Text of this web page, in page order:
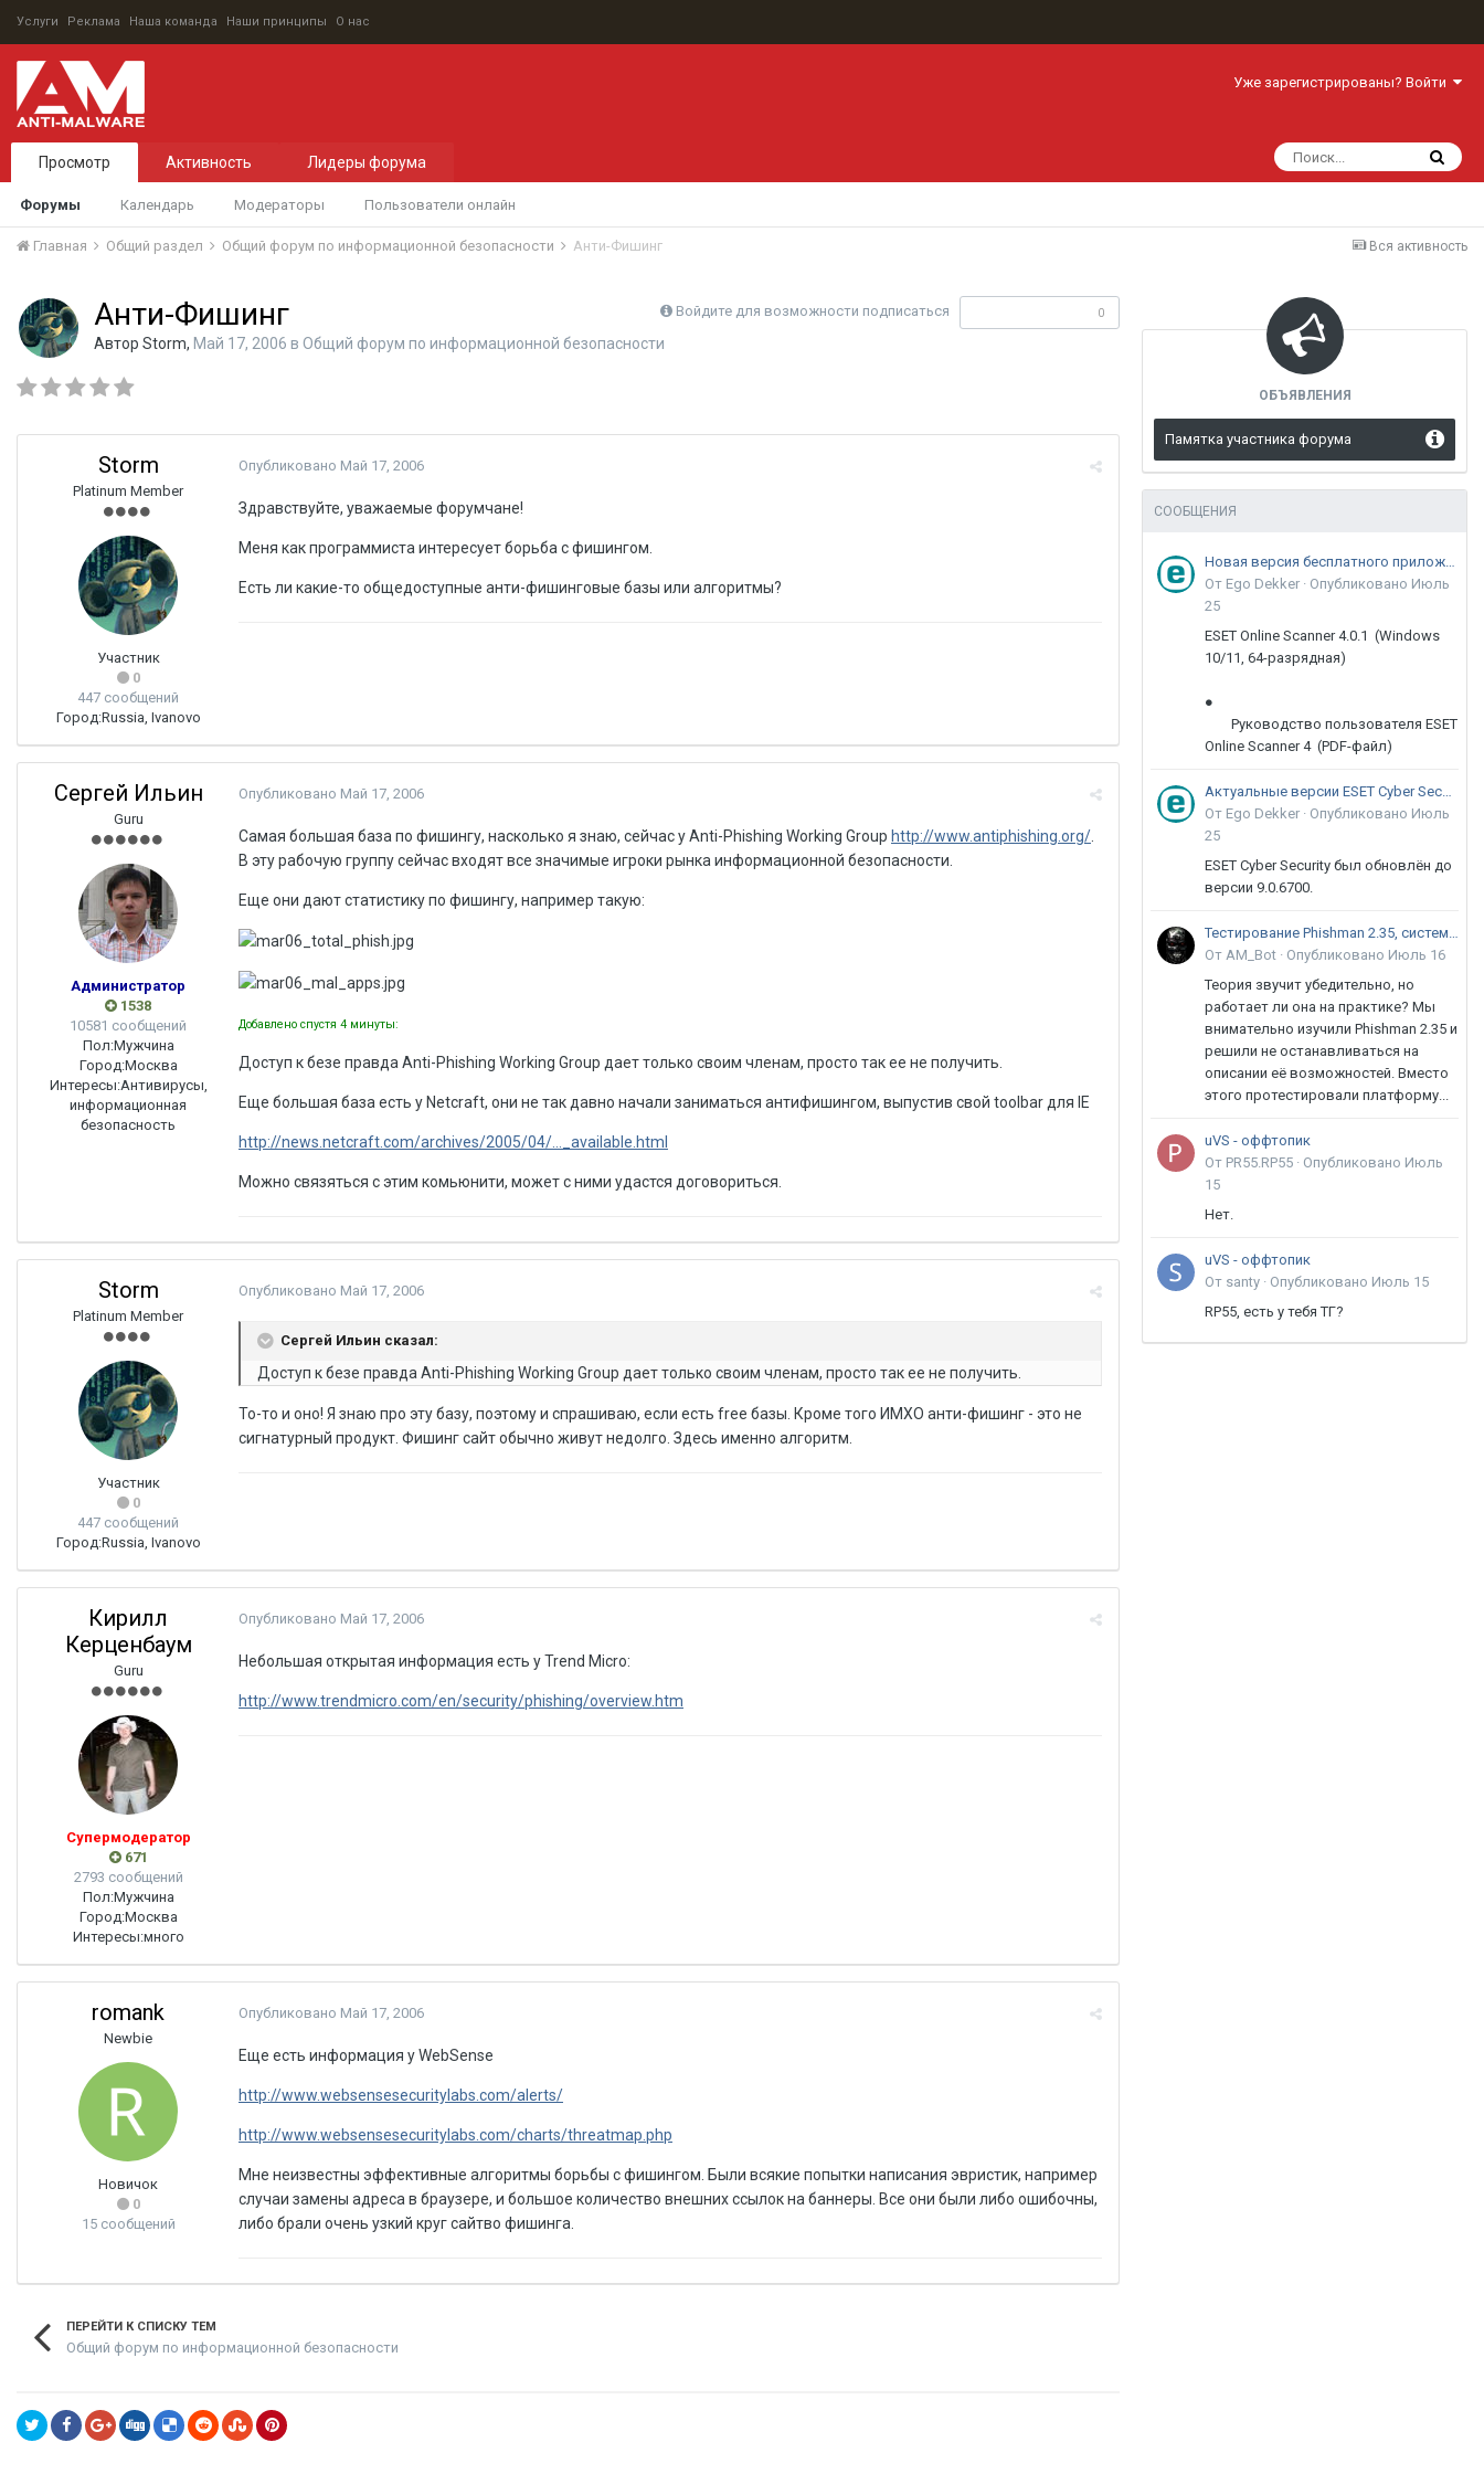
Услуги Реклама Наша команда Наши принципы О нас
Уже зарегистрированы? Войти
Просмотр
Форумы Календарь Модераторы Пользователи онлайн
Активность Лидеры форума
Вся активность
Главная Общий раздел Общий форум по информационной безопасности Анти-Фишинг
Войдите для возможности подписаться 0
Анти-Фишинг
Автор Storm, Май 17, 2006 в Общий форум по информационной безопасности
Storm
Platinum Member
Участник
0
447 сообщений
Город:Russia, Ivanovo
Опубликовано Май 17, 2006
Здравствуйте, уважаемые форумчане!
Меня как программиста интересует борьба с фишингом.
Есть ли какие-то общедоступные анти-фишинговые базы или алгоритмы?
Сергей Ильин
Guru
Администратор
1538
10581 сообщений
Пол:Мужчина
Город:Москва
Интересы:Антивирусы,
информационная
безопасность
Опубликовано Май 17, 2006
Самая большая база по фишингу, насколько я знаю, сейчас у Anti-Phishing Working Group http://www.antiphishing.org/
В эту рабочую группу сейчас входят все значимые игроки рынка информационной безопасности.
Еще они дают статистику по фишингу, например такую:
Добавлено спустя 4 минуты:
Доступ к безе правда Anti-Phishing Working Group дает только своим членам, просто так ее не получить.
Еще большая база есть у Netcraft, они не так давно начали заниматься антифишингом, выпустив свой toolbar для IE
http://news.netcraft.com/archives/2005/04/..._available.html
Можно связяться с этим комьюнити, может с ними удастся договориться.
Storm
Platinum Member
Участник
0
447 сообщений
Город:Russia, Ivanovo
Опубликовано Май 17, 2006
Сергей Ильин сказал:
Доступ к безе правда Anti-Phishing Working Group дает только своим членам, просто так ее не получить.
То-то и оно! Я знаю про эту базу, поэтому и спрашиваю, если есть free базы. Кроме того ИМХО анти-фишинг - это не
сигнатурный продукт. Фишинг сайт обычно живут недолго. Здесь именно алгоритм.
Кирилл
Керценбаум
Guru
Супермодератор
671
2793 сообщений
Пол:Мужчина
Город:Москва
Интересы:много
Опубликовано Май 17, 2006
Небольшая открытая информация есть у Trend Micro:
http://www.trendmicro.com/en/security/phishing/overview.htm
romank
Newbie
Новичок
0
15 сообщений
Опубликовано Май 17, 2006
Еще есть информация у WebSense
http://www.websensesecuritylabs.com/alerts/
http://www.websensesecuritylabs.com/charts/threatmap.php
Мне неизвестны эффективные алгоритмы борьбы с фишингом. Были всякие попытки написания эвристик, например
случаи замены адреса в браузере, и большое количество внешних ссылок на баннеры. Все они были либо ошибочны,
либо брали очень узкий круг сайтво фишинга.
ПЕРЕЙТИ К СПИСКУ ТЕМ
Общий форум по информационной безопасности
ОБЪЯВЛЕНИЯ
Памятка участника форума
СООБЩЕНИЯ
Новая версия бесплатного приложения ESET Online Scanner доступна пользователям
От Ego Dekker · Опубликовано Июль
25
ESET Online Scanner 4.0.1 (Windows
10/11, 64-разрядная)
●
Руководство пользователя ESET
Online Scanner 4 (PDF-файл)
Актуальные версии ESET Cyber Security 9
От Ego Dekker · Опубликовано Июль
25
ESET Cyber Security был обновлён до
версии 9.0.6700.
Тестирование Phishman 2.35, системы повышения осведомлённости пользователей в сфере ИБ
От AM_Bot · Опубликовано Июль 16
Теория звучит убедительно, но
работает ли она на практике? Мы
внимательно изучили Phishman 2.35 и
решили не останавливаться на
описании её возможностей. Вместо
этого протестировали платформу...
uVS - оффтопик
От PR55.RP55 · Опубликовано Июль
15
Нет.
uVS - оффтопик
От santy · Опубликовано Июль 15
RP55, есть у тебя ТГ?